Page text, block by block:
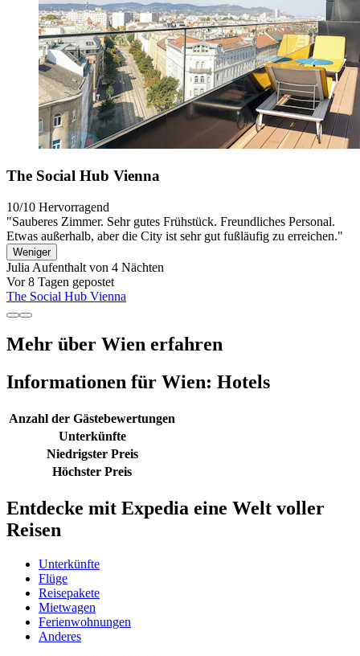
The Social Hub Vienna
10/10 Hervorragend
"Sauberes Zimmer. Sehr gutes Frühstück. Freundliches Personal.
Etwas außerhalb, aber die City ist sehr gut fußläufig zu erreichen."
Weniger
Julia Aufenthalt von 4 Nächten
Vor 8 Tagen gepostet
The Social Hub Vienna
Mehr über Wien erfahren
Informationen für Wien: Hotels
Anzahl der Gästebewertungen
Unterkünfte
Niedrigster Preis
Höchster Preis
Entdecke mit Expedia eine Welt voller
Reisen
Unterkünfte
Flüge
Reisepakete
Mietwagen
Ferienwohnungen
Anderes